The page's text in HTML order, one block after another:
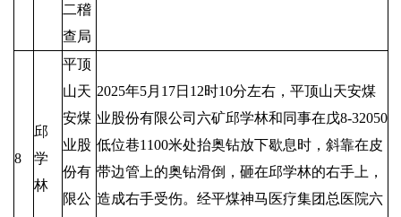
二稽
查局
8
邱
学
林
平顶
山天
安煤
业股
份有
限公
2025年5月17日12时10分左右，平顶山天安煤
业股份有限公司六矿邱学林和同事在戊8-32050
低位巷1100米处抬奥钻放下歇息时，斜靠在皮
带边管上的奥钻滑倒，砸在邱学林的右手上，
造成右手受伤。经平煤神马医疗集团总医院六